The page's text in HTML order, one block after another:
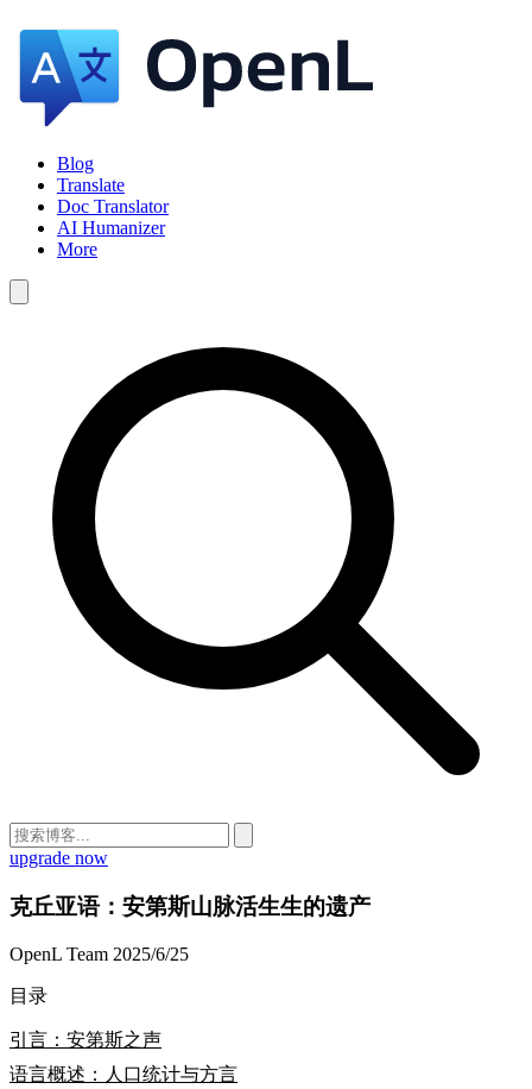
Blog
Translate
Doc Translator
AI Humanizer
More
upgrade now
克丘亚语：安第斯山脉活生生的遗产
OpenL Team 2025/6/25
目录
引言：安第斯之声
语言概述：人口统计与方言